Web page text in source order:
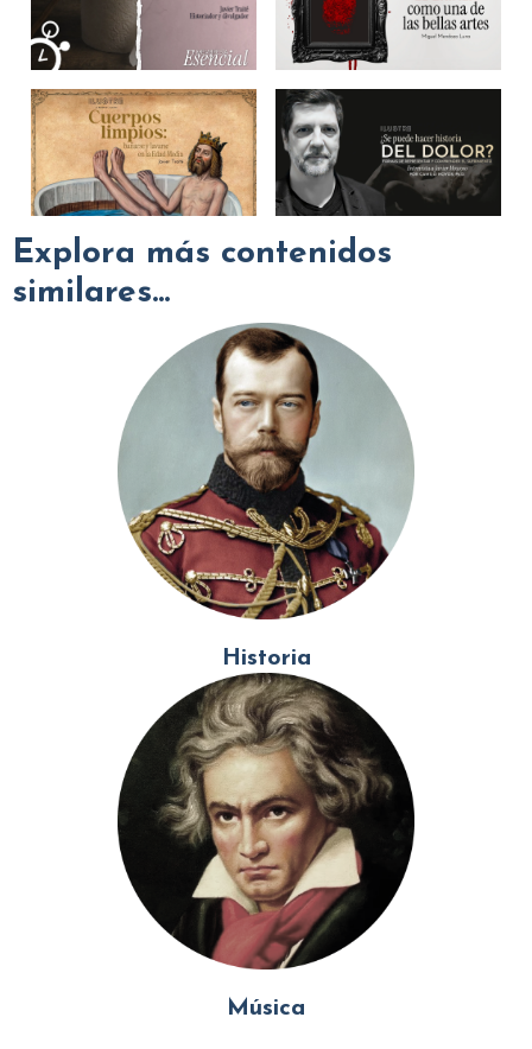
Explora más contenidos
similares...
Historia
Música